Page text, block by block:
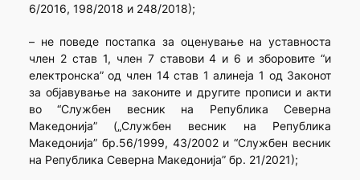
6/2016, 198/2018 и 248/2018);
– не поведе постапка за оценување на уставноста
член 2 став 1, член 7 ставови 4 и 6 и зборовите “и
електронска” од член 14 став 1 алинеја 1 од Законот
за објавување на законите и другите прописи и акти
во “Службен весник на Република Северна
Македонија” („Службен весник на Република
Македонија” бр.56/1999, 43/2002 и “Службен весник
на Република Северна Македонија” бр. 21/2021);